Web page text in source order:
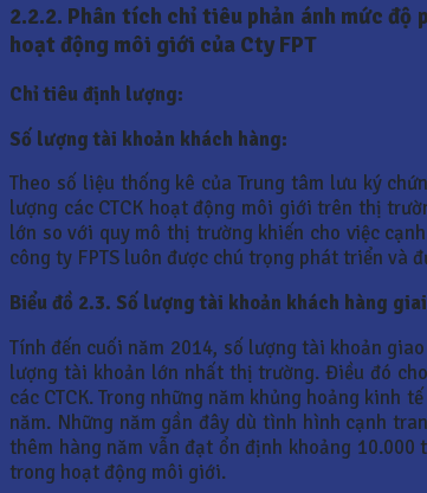
2.2.2. Phân tích chỉ tiêu phản ánh mức
hoạt động môi giới của Cty FPT
Chỉ tiêu định lượng:
Số lượng tài khoản khách hàng:
Theo số liệu thống kê của Trung tâm lưu ký
lượng các CTCK hoạt động môi giới trên thị
lớn so với quy mô thị trường khiến cho việc
công ty FPTS luôn được chú trọng phát triển và
Biểu đồ 2.3. Số lượng tài khoản khách hàng
Tính đến cuối năm 2014, số lượng tài khoản
lượng tài khoản lớn nhất thị trường. Điều đó
các CTCK. Trong những năm khủng hoảng
năm. Những năm gần đây dù tình hình cạnh
thêm hàng năm vẫn đạt ổn định khoảng
trong hoạt động môi giới.